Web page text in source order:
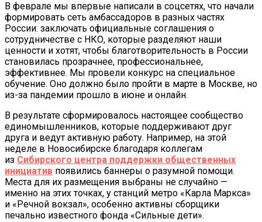
В феврале мы впервые написали в соцсетях, что начали
формировать сеть амбассадоров в разных частях
России: заключать официальные соглашения о
сотрудничестве с НКО, которые разделяют наши
ценности и хотят, чтобы благотворительность в России
становилась прозрачнее, профессиональнее,
эффективнее. Мы провели конкурс на специальное
обучение. Оно должно было пройти в марте в Москве, но
из-за пандемии прошло в июне и онлайн.
В результате сформировалось настоящее сообщество
единомышленников, которые поддерживают друг
друга и ведут активную работу. Например, на этой
неделе в Новосибирске благодаря коллегам
из Сибирского центра поддержки общественных
инициатив появились баннеры о разумной помощи.
Места для их размещения выбраны не случайно —
именно на этих точках, у станций метро «Карла Маркса»
и «Речной вокзал», особенно активны сборщики
печально известного фонда «Сильные дети».